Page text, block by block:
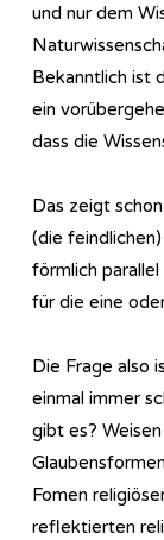
und nur dem
Bekanntlich ist
ein
dass die
Das zeigt
(die
förmlich
für die eine
Die Frage also
einmal immer
gibt es?
Fomen
reflektierten